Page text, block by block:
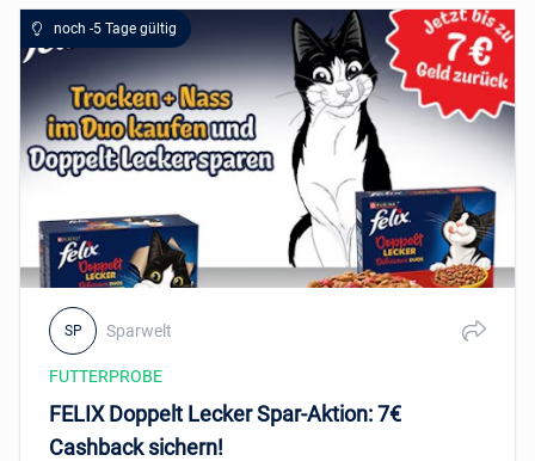
FUTTERPROBE
FELIX Doppelt Lecker Spar-Aktion: 7€
Cashback sichern!
noch -5 Tage gültig
SP Sparwelt